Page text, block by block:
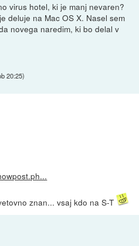
virus hotel, ki je manj nevaren?
deluje na Mac OS X. Nasel sem
novega naredim, ki bo delal v
20:25)
znan... vsaj kdo na S-T